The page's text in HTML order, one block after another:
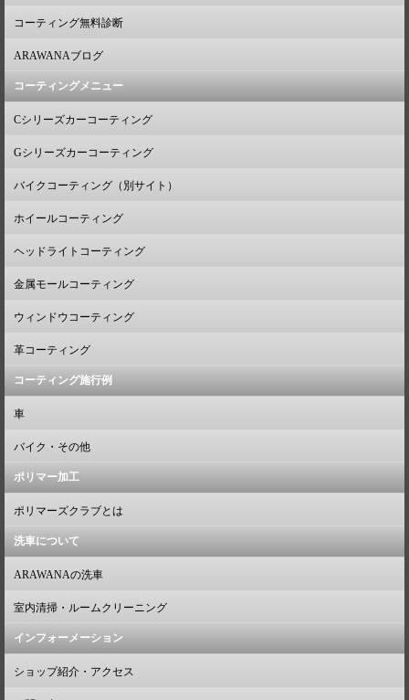
コーティング無料診断
ARAWANAブログ
コーティングメニュー
Cシリーズカーコーティング
Gシリーズカーコーティング
バイクコーティング（別サイト）
ホイールコーティング
ヘッドライトコーティング
金属モールコーティング
ウィンドウコーティング
革コーティング
コーティング施行例
車
バイク・その他
ポリマー加工
ポリマーズクラブとは
洗車について
ARAWANAの洗車
室内清掃・ルームクリーニング
インフォーメーション
ショップ紹介・アクセス